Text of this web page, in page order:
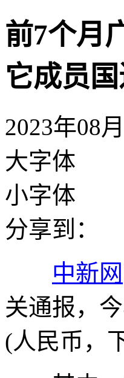
前7个月
它成员
2023年08
大字体
小字体
分享到：
中新网
关通报，
(人民币，